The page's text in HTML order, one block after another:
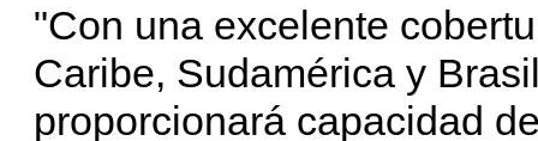
"Con una excelente
Caribe, Sudamérica y
proporcionará capacidad